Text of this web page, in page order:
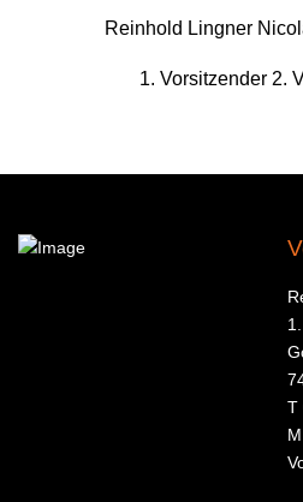
Reinhold Lingner
1. Vorsitzender 2.
T
V